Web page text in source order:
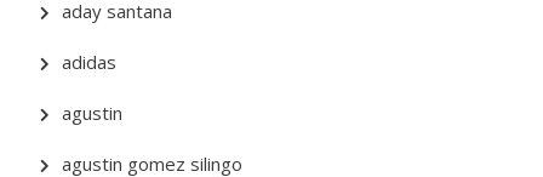
aday santana
adidas
agustin
agustin gomez silingo